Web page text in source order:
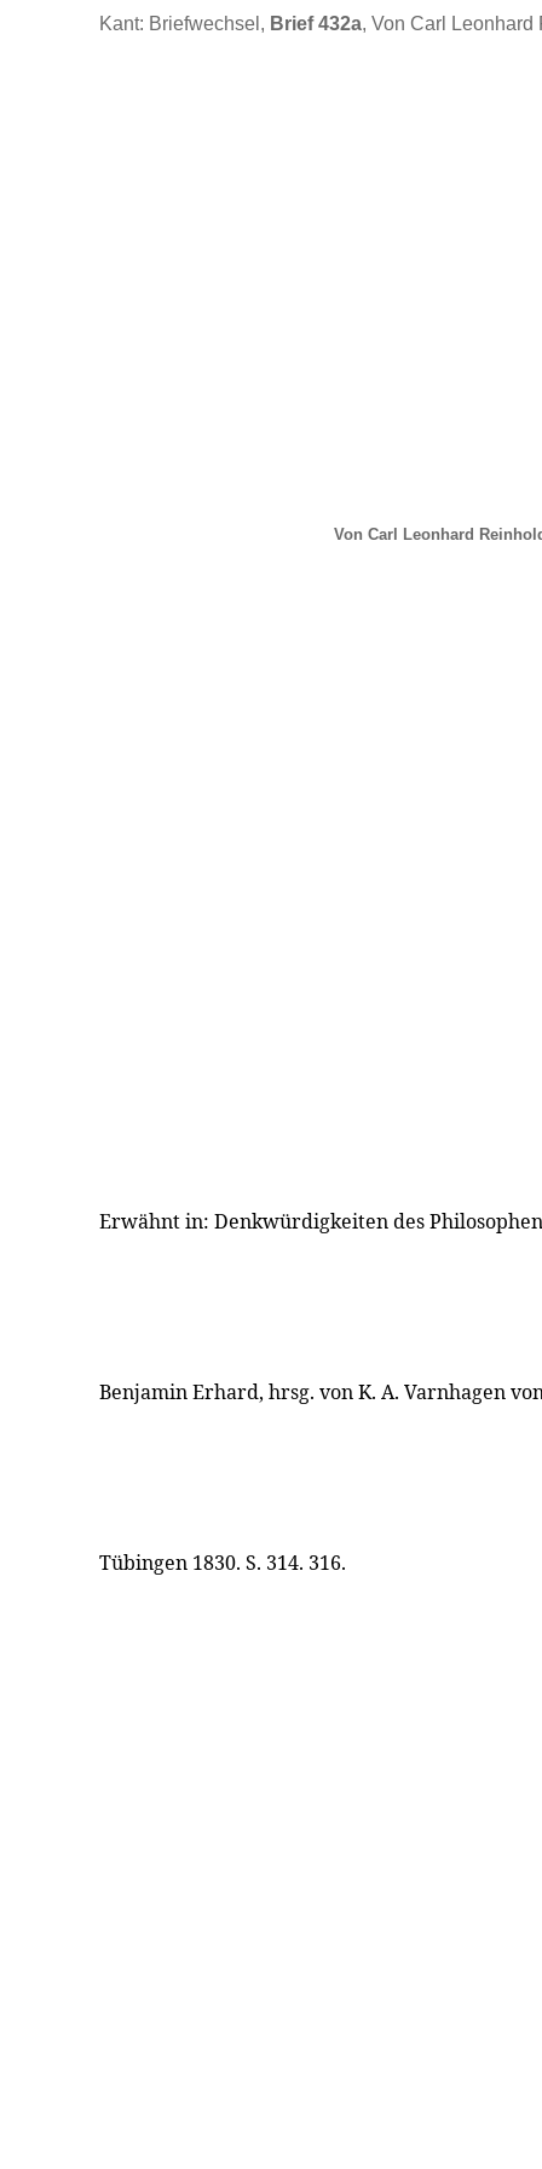
Kant: Briefwechsel, Brief 432a, Von Carl Leonhard
Von Carl Leonhard
Erwähnt in: Denkwürdigkeiten des
Benjamin Erhard, hrsg. von K. A. Varnhagen
Tübingen 1830. S. 314. 316.